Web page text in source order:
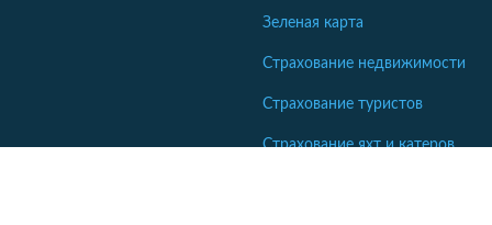
Зеленая карта
Страхование недвижимости
Страхование туристов
Страхование яхт и катеров